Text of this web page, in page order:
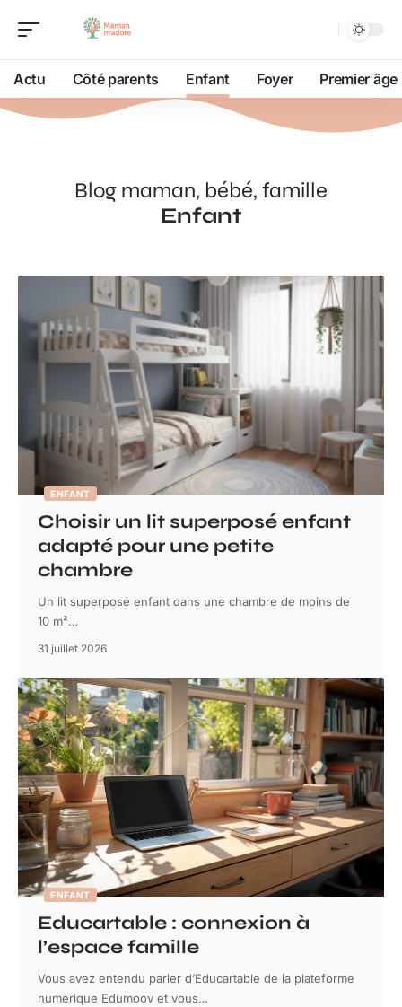
Actu Côté parents Enfant Foyer Premier âge
Blog maman, bébé, famille
Enfant
ENFANT
Choisir un lit superposé enfant
adapté pour une petite
chambre
Un lit superposé enfant dans une chambre de moins de
10 m²…
31 juillet 2026
ENFANT
Educartable : connexion à
l’espace famille
Vous avez entendu parler d’Educartable de la plateforme
numérique Edumoov et vous…